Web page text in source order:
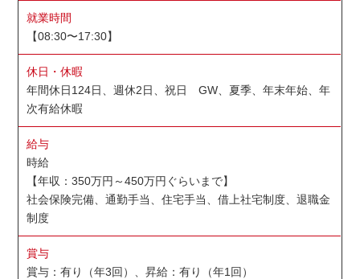
就業時間
【08:30〜17:30】
休日・休暇
年間休日124日、週休2日、祝日 GW、夏季、年末年始、年
次有給休暇
給与
時給
【年収：350万円～450万円ぐらいまで】
社会保険完備、通勤手当、住宅手当、借上社宅制度、退職金
制度
賞与
賞与：有り（年3回）、昇給：有り（年1回）